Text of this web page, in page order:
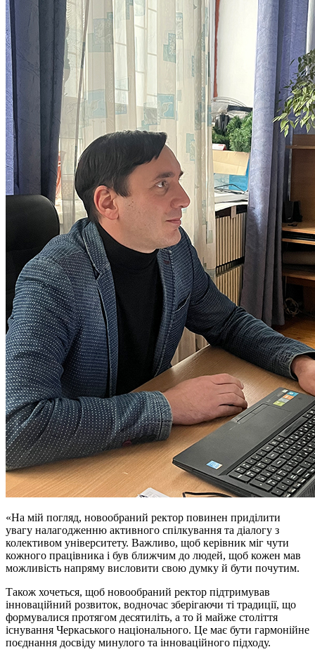
«На мій погляд, новообраний ректор повинен приділити
увагу налагодженню активного спілкування та діалогу з
колективом університету. Важливо, щоб керівник міг чути
кожного працівника і був ближчим до людей, щоб кожен мав
можливість напряму висловити свою думку й бути почутим.
Також хочеться, щоб новообраний ректор підтримував
інноваційний розвиток, водночас зберігаючи ті традиції, що
формувалися протягом десятиліть, а то й майже століття
існування Черкаського національного. Це має бути гармонійне
поєднання досвіду минулого та інноваційного підходу.